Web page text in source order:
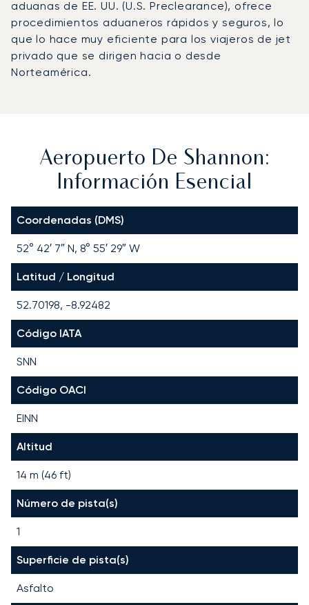
aduanas de EE. UU. (U.S. Preclearance), ofrece
procedimientos aduaneros rápidos y seguros, lo
que lo hace muy eficiente para los viajeros de jet
privado que se dirigen hacia o desde
Norteamérica.
Aeropuerto De Shannon:
Información Esencial
Coordenadas (DMS)
52° 42′ 7″ N, 8° 55′ 29″ W
Latitud / Longitud
52.70198, -8.92482
Código IATA
SNN
Código OACI
EINN
Altitud
14 m (46 ft)
Número de pista(s)
1
Superficie de pista(s)
Asfalto